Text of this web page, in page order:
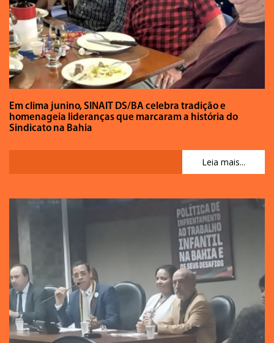
Em clima junino, SINAIT DS/BA celebra tradição e
homenageia lideranças que marcaram a história do
Sindicato na Bahia
Leia mais...